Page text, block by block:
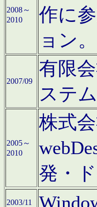
2008～
2010
作に
ョン。
2007/09
有限
ステ
2005～
2010
株式
発・
2003/11